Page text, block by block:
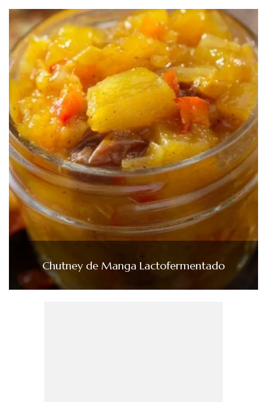
Chutney de Manga Lactofermentado